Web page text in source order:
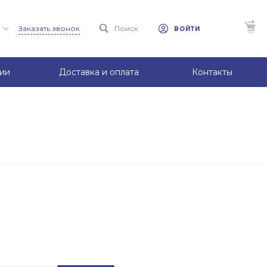
Заказать звонок Поиск ВОЙТИ
Доставка и оплата Контакты